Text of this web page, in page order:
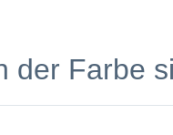
der Farbe